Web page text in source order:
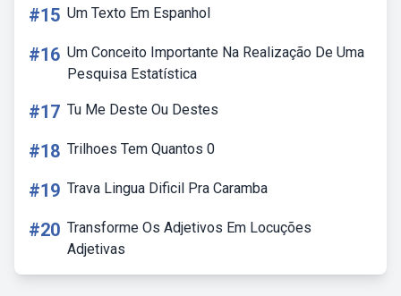
#15 Um Texto Em Espanhol
#16 Um Conceito Importante Na Realização De Uma
Pesquisa Estatística
#17 Tu Me Deste Ou Destes
#18 Trilhoes Tem Quantos 0
#19 Trava Lingua Dificil Pra Caramba
#20 Transforme Os Adjetivos Em Locuções
Adjetivas